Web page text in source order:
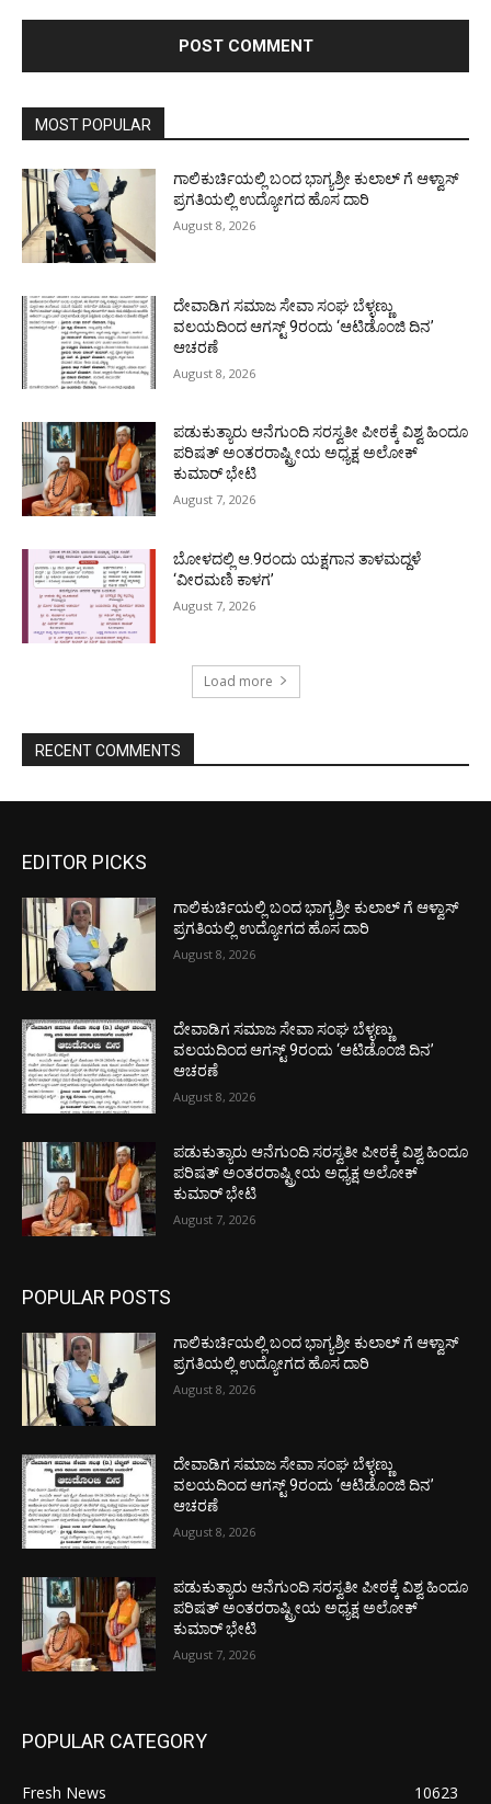
MOST POPULAR
ಗಾಲಿಕುರ್ಚಿಯಲ್ಲಿ ಬಂದ ಭಾಗ್ಯಶ್ರೀ ಕುಲಾಲ್ ಗೆ ಆಳ್ವಾಸ್
ಪ್ರಗತಿಯಲ್ಲಿ ಉದ್ಯೋಗದ ಹೊಸ ದಾರಿ
August 8, 2026
ದೇವಾಡಿಗ ಸಮಾಜ ಸೇವಾ ಸಂಘ ಬೆಳ್ಳಣ್ಣು
ವಲಯದಿಂದ ಆಗಸ್ಟ್ 9ರಂದು ‘ಆಟಿಡೊಂಜಿ ದಿನ’
ಆಚರಣೆ
August 8, 2026
ಪಡುಕುತ್ಯಾರು ಆನೆಗುಂದಿ ಸರಸ್ವತೀ ಪೀಠಕ್ಕೆ ವಿಶ್ವ ಹಿಂದೂ
ಪರಿಷತ್ ಅಂತರರಾಷ್ಟ್ರೀಯ ಅಧ್ಯಕ್ಷ ಅಲೋಕ್
ಕುಮಾರ್ ಭೇಟಿ
August 7, 2026
ಬೋಳದಲ್ಲಿ ಆ.9ರಂದು ಯಕ್ಷಗಾನ ತಾಳಮದ್ದಳೆ
‘ವೀರಮಣಿ ಕಾಳಗ’
August 7, 2026
Load more
RECENT COMMENTS
EDITOR PICKS
ಗಾಲಿಕುರ್ಚಿಯಲ್ಲಿ ಬಂದ ಭಾಗ್ಯಶ್ರೀ ಕುಲಾಲ್ ಗೆ ಆಳ್ವಾಸ್
ಪ್ರಗತಿಯಲ್ಲಿ ಉದ್ಯೋಗದ ಹೊಸ ದಾರಿ
August 8, 2026
ದೇವಾಡಿಗ ಸಮಾಜ ಸೇವಾ ಸಂಘ ಬೆಳ್ಳಣ್ಣು
ವಲಯದಿಂದ ಆಗಸ್ಟ್ 9ರಂದು ‘ಆಟಿಡೊಂಜಿ ದಿನ’
ಆಚರಣೆ
August 8, 2026
ಪಡುಕುತ್ಯಾರು ಆನೆಗುಂದಿ ಸರಸ್ವತೀ ಪೀಠಕ್ಕೆ ವಿಶ್ವ ಹಿಂದೂ
ಪರಿಷತ್ ಅಂತರರಾಷ್ಟ್ರೀಯ ಅಧ್ಯಕ್ಷ ಅಲೋಕ್
ಕುಮಾರ್ ಭೇಟಿ
August 7, 2026
POPULAR POSTS
ಗಾಲಿಕುರ್ಚಿಯಲ್ಲಿ ಬಂದ ಭಾಗ್ಯಶ್ರೀ ಕುಲಾಲ್ ಗೆ ಆಳ್ವಾಸ್
ಪ್ರಗತಿಯಲ್ಲಿ ಉದ್ಯೋಗದ ಹೊಸ ದಾರಿ
August 8, 2026
ದೇವಾಡಿಗ ಸಮಾಜ ಸೇವಾ ಸಂಘ ಬೆಳ್ಳಣ್ಣು
ವಲಯದಿಂದ ಆಗಸ್ಟ್ 9ರಂದು ‘ಆಟಿಡೊಂಜಿ ದಿನ’
ಆಚರಣೆ
August 8, 2026
ಪಡುಕುತ್ಯಾರು ಆನೆಗುಂದಿ ಸರಸ್ವತೀ ಪೀಠಕ್ಕೆ ವಿಶ್ವ ಹಿಂದೂ
ಪರಿಷತ್ ಅಂತರರಾಷ್ಟ್ರೀಯ ಅಧ್ಯಕ್ಷ ಅಲೋಕ್
ಕುಮಾರ್ ಭೇಟಿ
August 7, 2026
POPULAR CATEGORY
Fresh News
10623